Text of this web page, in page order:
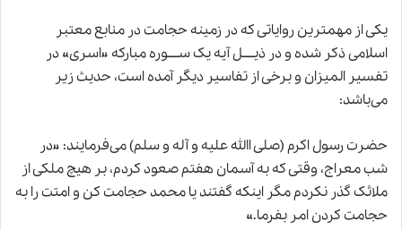
یکی از مهمترین روایاتی که در زمینه حجامت در منابع معتبر
اسلامی ذکر شده و در ذیــــل آیه یک ســــوره‌ مبارکه «اسری» در
تفسیر المیزان و برخی از تفاسیر دیگر آمده ‌است، حدیث زیر
می‌باشد:
حضرت رسول اکرم (صلی االله علیه و آله و سلم) می‌فرمایند: «در
شب معراج، وقتی که به آسمان هفتم صعود کردم، بر هیچ ملکی از
ملائک گذر نکردم مگر اینکه گفتند یا محمد حجامت کن و امتت را به
حجامت کردن امر بفرما.»